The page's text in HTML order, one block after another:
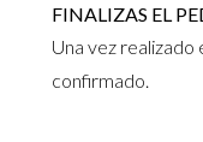
FINALIZAS EL
Una vez realizado
confirmado.